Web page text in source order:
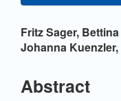
Fritz Sager,
Johanna Kuenzler,
Abstract